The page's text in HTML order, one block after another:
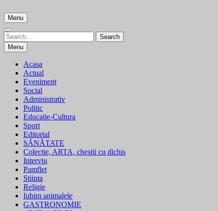
to
content
Menu
Search
for:
Search
Menu
Acasa
Actual
Eveniment
Social
Administrativ
Politic
Educatie-Cultura
Sport
Editorial
SĂNĂTATE
Colectie, ARTA, chestii cu dichis
Interviu
Pamflet
Stiinta
Religie
Iubim animalele
GASTRONOMIE